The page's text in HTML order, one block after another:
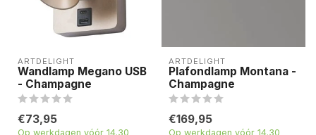
ARTDELIGHT
Wandlamp Megano USB
- Champagne
€73,95
Op werkdagen vóór 14.30
ARTDELIGHT
Plafondlamp Montana -
Champagne
€169,95
Op werkdagen vóór 14.30